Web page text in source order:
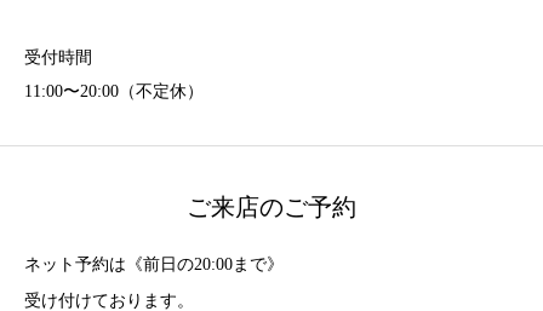
受付時間
11:00〜20:00（不定休）
ご来店のご予約
ネット予約は《前日の20:00まで》
受け付けております。